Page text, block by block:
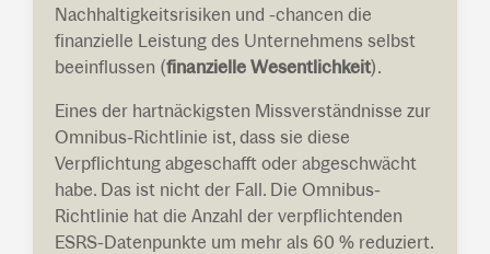
Nachhaltigkeitsrisiken und -chancen die
finanzielle Leistung des Unternehmens selbst
beeinflussen (finanzielle Wesentlichkeit).
Eines der hartnäckigsten Missverständnisse zur
Omnibus-Richtlinie ist, dass sie diese
Verpflichtung abgeschafft oder abgeschwächt
habe. Das ist nicht der Fall. Die Omnibus-
Richtlinie hat die Anzahl der verpflichtenden
ESRS-Datenpunkte um mehr als 60 % reduziert.